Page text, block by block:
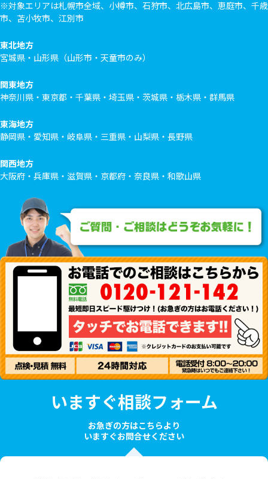
※対象エリアは札幌市全域、小樽市、石狩市、北広島市、恵庭市、千歳
市、苫小牧市、江別市
東北地方
宮城県・山形県（山形市・天童市のみ）
関東地方
神奈川県・東京都・千葉県・埼玉県・茨城県・栃木県・群馬県
東海地方
静岡県・愛知県・岐阜県・三重県・山梨県・長野県
関西地方
大阪府・兵庫県・滋賀県・京都府・奈良県・和歌山県
いますぐ相談フォーム
お急ぎの方はこちらより
いますぐお問合せください